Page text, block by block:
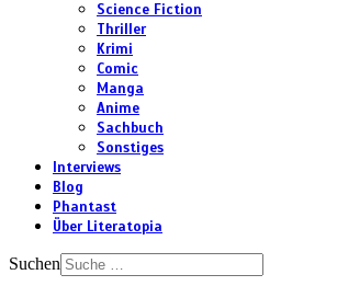
Science Fiction
Thriller
Krimi
Comic
Manga
Anime
Sachbuch
Sonstiges
Interviews
Blog
Phantast
Über Literatopia
Suchen